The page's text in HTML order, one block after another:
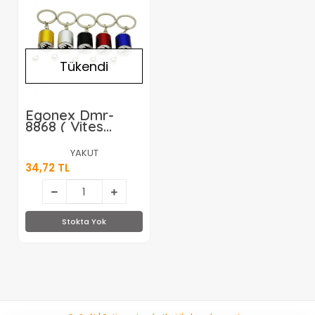
Tükendi
Egonex Dmr-
8868 ( Vites
Şekilli ) Metal
Anahtarlık*12x40
YAKUT
34,72 TL
Stokta Yok